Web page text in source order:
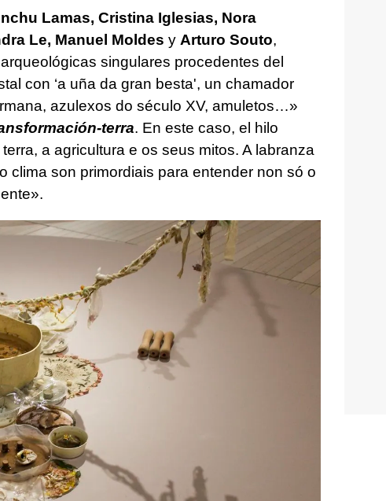
Lamas, Cristina Iglesias, Nora
Le, Manuel Moldes y Arturo Souto,
singulares procedentes del
con ‘a uña da gran besta', un chamador
azulexos do século XV, amuletos…»
terra. En este caso, el hilo
a agricultura e os seus mitos. A labranza
clima son primordiais para entender non só o
».